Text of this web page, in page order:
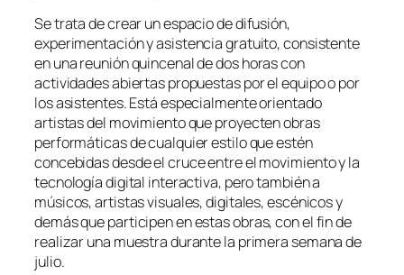
Se trata de crear un espacio de difusión,
experimentación y asistencia gratuito, consistente
en una reunión quincenal de dos horas con
actividades abiertas propuestas por el equipo o por
los asistentes. Está especialmente orientado
artistas del movimiento que proyecten obras
performáticas de cualquier estilo que estén
concebidas desde el cruce entre el movimiento y la
tecnología digital interactiva, pero también a
músicos, artistas visuales, digitales, escénicos y
demás que participen en estas obras, con el fin de
realizar una muestra durante la primera semana de
julio.